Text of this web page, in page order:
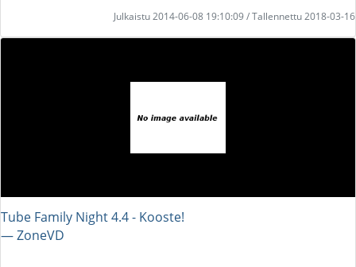
Julkaistu 2014-06-08 19:10:09 / Tallennettu 2018-03-16
Tube Family Night 4.4 - Kooste!
― ZoneVD